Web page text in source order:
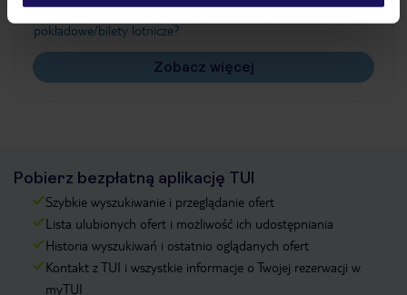
pokładowe/bilety lotnicze?
Zobacz więcej
Pobierz bezpłatną aplikację TUI
Szybkie wyszukiwanie i przeglądanie ofert
Lista ulubionych ofert i możliwość ich udostępniania
Historia wyszukiwań i ostatnio oglądanych ofert
Kontakt z TUI i wszystkie informacje o Twojej rezerwacji w
myTUI